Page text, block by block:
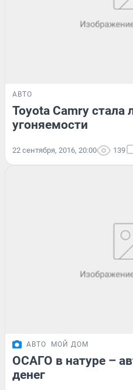
АВТО
Toyota Camry стала
угоняемости
22 сентября, 2016, 20:00 139
АВТО МОЙ ДОМ
ОСАГО в натуре –
денег